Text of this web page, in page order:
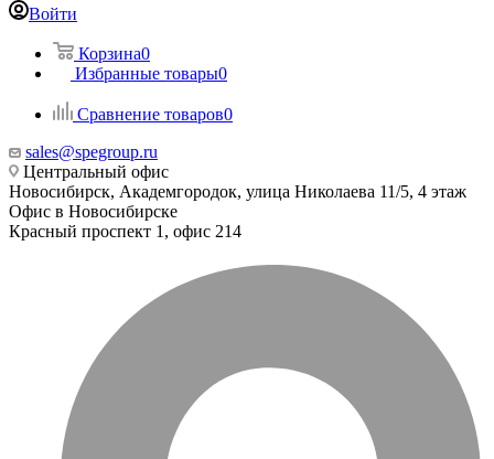
Войти
Корзина0
Избранные товары0
Сравнение товаров0
sales@spegroup.ru
Центральный офис
Новосибирск, Академгородок, улица Николаева 11/5, 4 этаж
Офис в Новосибирске
Красный проспект 1, офис 214